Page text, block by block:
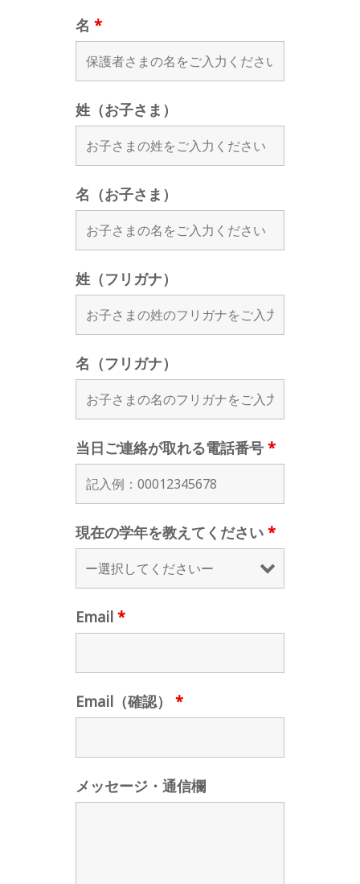
名 *
姓（お子さま）
名（お子さま）
姓（フリガナ）
名（フリガナ）
当日ご連絡が取れる電話番号 *
現在の学年を教えてください *
Email *
Email（確認） *
メッセージ・通信欄